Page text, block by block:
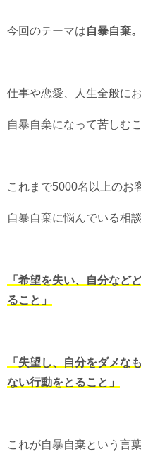
今回のテーマは自暴自棄。
仕事や恋愛、人生全般にお
自暴自棄になって苦しむ
これまで5000名以上のお
自暴自棄に悩んでいる相
「希望を失い、自分など
ること」
「失望し、自分をダメな
ない行動をとること」
これが自暴自棄という言